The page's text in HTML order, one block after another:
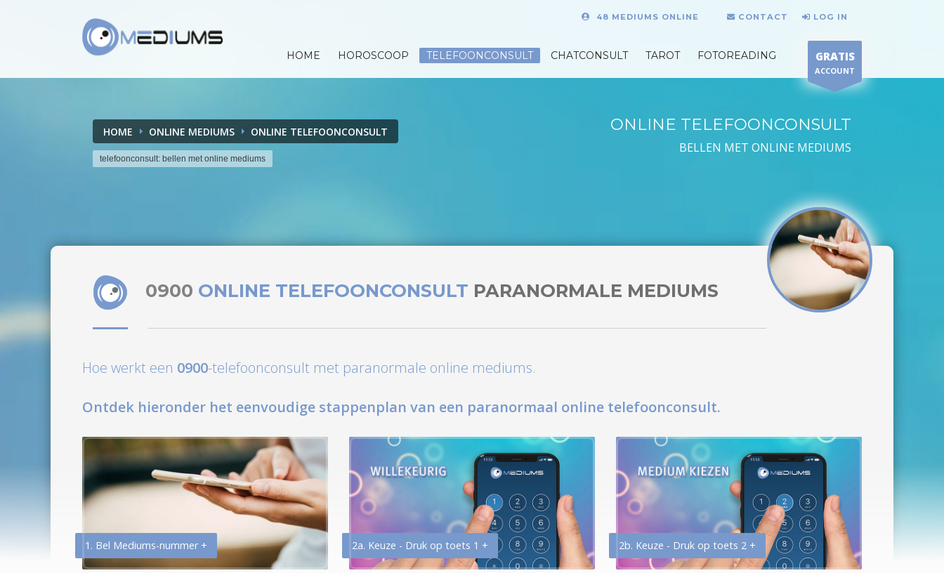
48 MEDIUMS ONLINE CONTACT LOG IN
HOME HOROSCOOP TELEFOONCONSULT CHATCONSULT TAROT FOTOREADING GRATIS
ACCOUNT
HOME ONLINE MEDIUMS ONLINE TELEFOONCONSULT
telefoonconsult: bellen met online mediums
ONLINE TELEFOONCONSULT
BELLEN MET ONLINE MEDIUMS
0900 ONLINE TELEFOONCONSULT PARANORMALE MEDIUMS
Hoe werkt een 0900-telefoonconsult met paranormale online mediums.
Ontdek hieronder het eenvoudige stappenplan van een paranormaal online telefoonconsult.
1. Bel Mediums-nummer + 2a. Keuze - Druk op toets 1 + 2b. Keuze - Druk op toets 2 +